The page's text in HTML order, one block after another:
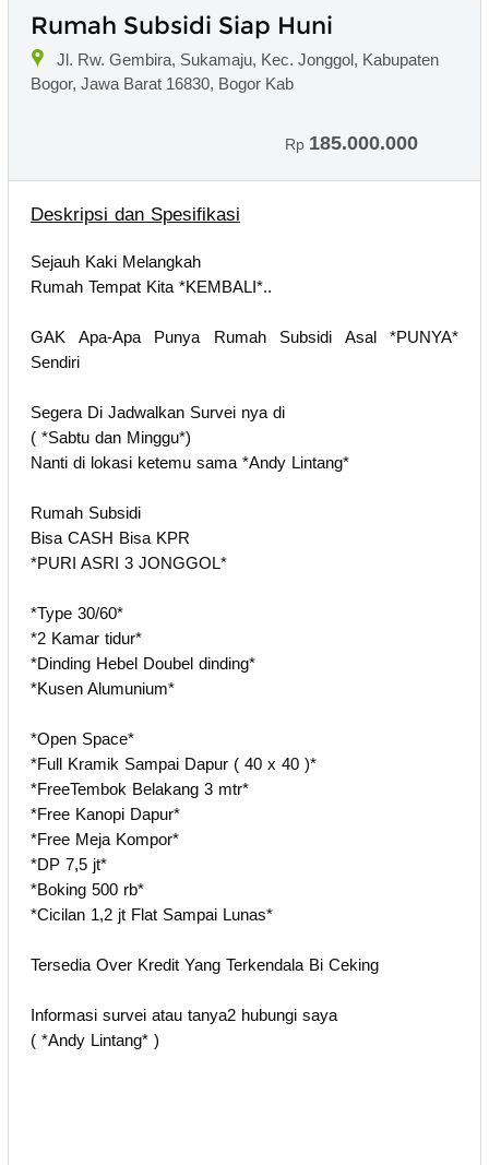
Rumah Subsidi Siap Huni
Jl. Rw. Gembira, Sukamaju, Kec. Jonggol, Kabupaten
Bogor, Jawa Barat 16830, Bogor Kab
Rp 185.000.000
Deskripsi dan Spesifikasi
Sejauh Kaki Melangkah
Rumah Tempat Kita *KEMBALI*..
GAK Apa-Apa Punya Rumah Subsidi Asal *PUNYA*
Sendiri
Segera Di Jadwalkan Survei nya di
( *Sabtu dan Minggu*)
Nanti di lokasi ketemu sama *Andy Lintang*
Rumah Subsidi
Bisa CASH Bisa KPR
*PURI ASRI 3 JONGGOL*
*Type 30/60*
*2 Kamar tidur*
*Dinding Hebel Doubel dinding*
*Kusen Alumunium*
*Open Space*
*Full Kramik Sampai Dapur ( 40 x 40 )*
*FreeTembok Belakang 3 mtr*
*Free Kanopi Dapur*
*Free Meja Kompor*
*DP 7,5 jt*
*Boking 500 rb*
*Cicilan 1,2 jt Flat Sampai Lunas*
Tersedia Over Kredit Yang Terkendala Bi Ceking
Informasi survei atau tanya2 hubungi saya
( *Andy Lintang* )